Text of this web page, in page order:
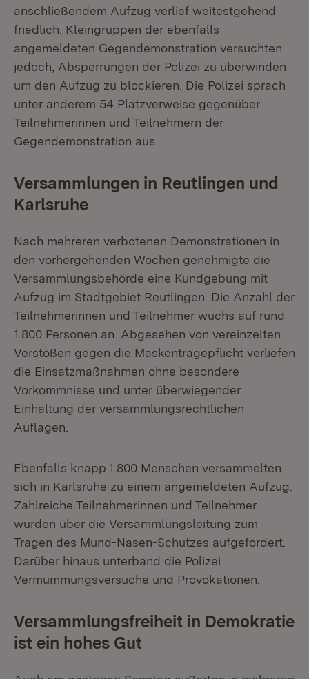
anschließendem Aufzug verlief weitestgehend
friedlich. Kleingruppen der ebenfalls
angemeldeten Gegendemonstration versuchten
jedoch, Absperrungen der Polizei zu überwinden
um den Aufzug zu blockieren. Die Polizei sprach
unter anderem 54 Platzverweise gegenüber
Teilnehmerinnen und Teilnehmern der
Gegendemonstration aus.
Versammlungen in Reutlingen und
Karlsruhe
Nach mehreren verbotenen Demonstrationen in
den vorhergehenden Wochen genehmigte die
Versammlungsbehörde eine Kundgebung mit
Aufzug im Stadtgebiet Reutlingen. Die Anzahl der
Teilnehmerinnen und Teilnehmer wuchs auf rund
1.800 Personen an. Abgesehen von vereinzelten
Verstößen gegen die Maskentragepflicht verliefen
die Einsatzmaßnahmen ohne besondere
Vorkommnisse und unter überwiegender
Einhaltung der versammlungsrechtlichen
Auflagen.
Ebenfalls knapp 1.800 Menschen versammelten
sich in Karlsruhe zu einem angemeldeten Aufzug.
Zahlreiche Teilnehmerinnen und Teilnehmer
wurden über die Versammlungsleitung zum
Tragen des Mund-Nasen-Schutzes aufgefordert.
Darüber hinaus unterband die Polizei
Vermummungsversuche und Provokationen.
Versammlungsfreiheit in Demokratie
ist ein hohes Gut